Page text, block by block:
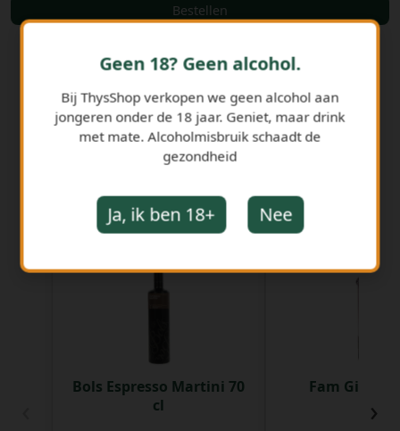
Bestellen
GERELATEERDE PRODUCTEN
Bols Espresso Martini 70
cl
Fam Gin
›
Geen 18? Geen alcohol.
Bij ThysShop verkopen we geen alcohol aan
jongeren onder de 18 jaar. Geniet, maar drink
met mate. Alcoholmisbruik schaadt de
gezondheid
Ja, ik ben 18+ Nee